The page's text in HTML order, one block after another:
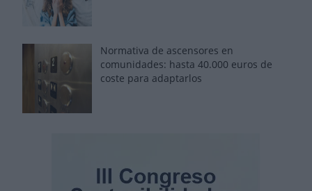
Normativa de ascensores en
comunidades: hasta 40.000 euros de
coste para adaptarlos